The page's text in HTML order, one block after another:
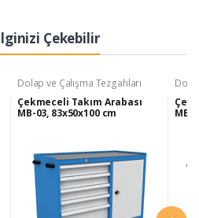
Çekebilir
Dolap ve Çalışma Tezgahları
Çekmeceli Takım Arabası
MB-03, 83x50x100 cm
MB-